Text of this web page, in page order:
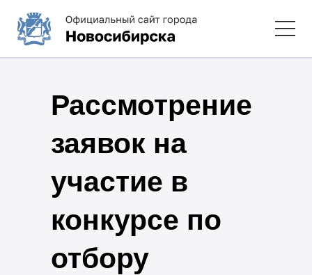
Рассмотрение
заявок на
участие в
конкурсе по
отбору